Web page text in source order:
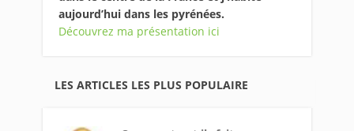
aujourd’hui dans les pyrénées.
Découvrez ma présentation ici
LES ARTICLES LES PLUS POPULAIRE